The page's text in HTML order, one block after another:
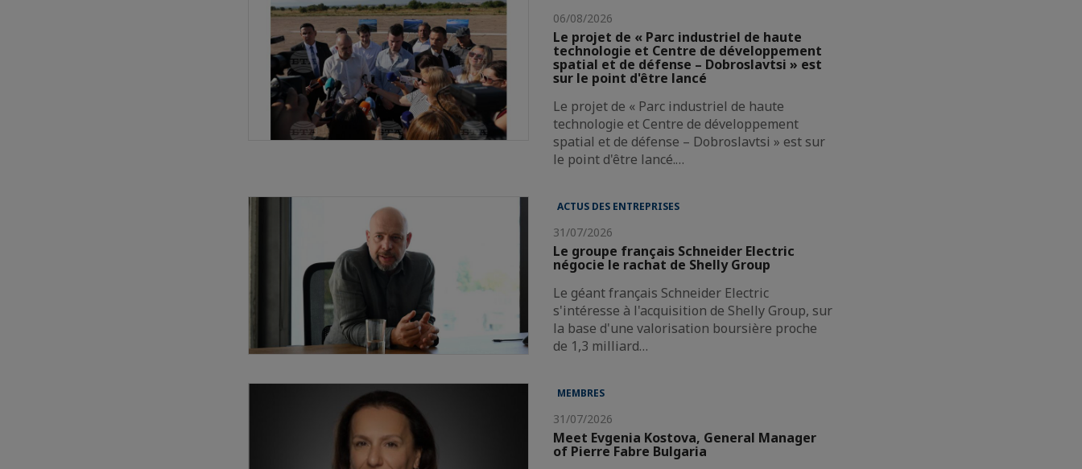
06/08/2026
Le projet de « Parc industriel de haute
technologie et Centre de développement
spatial et de défense – Dobroslavtsi » est
sur le point d'être lancé
Le projet de « Parc industriel de haute
technologie et Centre de développement
spatial et de défense – Dobroslavtsi » est sur
le point d'être lancé.…
ACTUS DES ENTREPRISES
31/07/2026
Le groupe français Schneider Electric
négocie le rachat de Shelly Group
Le géant français Schneider Electric
s'intéresse à l'acquisition de Shelly Group, sur
la base d'une valorisation boursière proche
de 1,3 milliard…
MEMBRES
31/07/2026
Meet Evgenia Kostova, General Manager
of Pierre Fabre Bulgaria